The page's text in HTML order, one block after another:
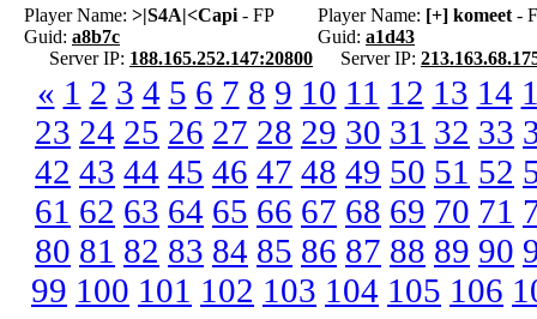
Player Name: >|S4A|<Capi - FP
Guid: a8b7c
Server IP: 188.165.252.147:20800
Player Name: [+] komeet -
Guid: a1d43
Server IP:
« 1 2 3 4 5 6 7 8 9 10 11 12 13 14
23 24 25 26 27 28 29 30 31 32 33
42 43 44 45 46 47 48 49 50 51 52
61 62 63 64 65 66 67 68 69 70 71
80 81 82 83 84 85 86 87 88 89 90
99 100 101 102 103 104 105 106